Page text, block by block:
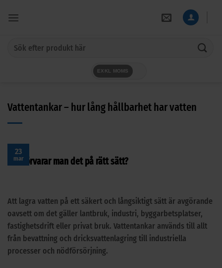
EXKL MOMS
Vattentankar – hur lång hållbarhet har vatten
23
mar
Hur förvarar man det på rätt sätt?
Att lagra vatten på ett säkert och långsiktigt sätt är avgörande
oavsett om det gäller lantbruk, industri, byggarbetsplatser,
fastighetsdrift eller privat bruk. Vattentankar används till allt
från bevattning och dricksvattenlagring till industriella
processer och nödförsörjning.